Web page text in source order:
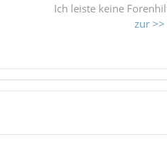
Ich leiste keine
zur